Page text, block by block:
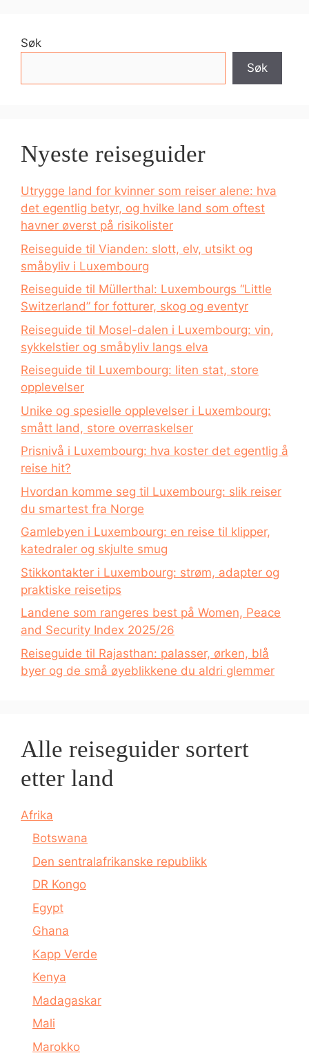
Søk
Søk
Nyeste reiseguider
Utrygge land for kvinner som reiser alene: hva
det egentlig betyr, og hvilke land som oftest
havner øverst på risikolister
Reiseguide til Vianden: slott, elv, utsikt og
småbyliv i Luxembourg
Reiseguide til Müllerthal: Luxembourgs “Little
Switzerland” for fotturer, skog og eventyr
Reiseguide til Mosel-dalen i Luxembourg: vin,
sykkelstier og småbyliv langs elva
Reiseguide til Luxembourg: liten stat, store
opplevelser
Unike og spesielle opplevelser i Luxembourg:
smått land, store overraskelser
Prisnivå i Luxembourg: hva koster det egentlig å
reise hit?
Hvordan komme seg til Luxembourg: slik reiser
du smartest fra Norge
Gamlebyen i Luxembourg: en reise til klipper,
katedraler og skjulte smug
Stikkontakter i Luxembourg: strøm, adapter og
praktiske reisetips
Landene som rangeres best på Women, Peace
and Security Index 2025/26
Reiseguide til Rajasthan: palasser, ørken, blå
byer og de små øyeblikkene du aldri glemmer
Alle reiseguider sortert
etter land
Afrika
Botswana
Den sentralafrikanske republikk
DR Kongo
Egypt
Ghana
Kapp Verde
Kenya
Madagaskar
Mali
Marokko